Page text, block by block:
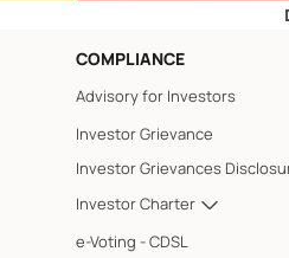
Dos
COMPLIANCE
Advisory for Investors
Investor Grievance
Investor Grievances
Investor Charter
e-Voting - CDSL